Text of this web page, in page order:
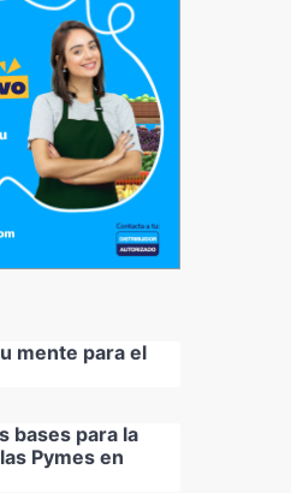
mente para el
bases para la
Pymes en